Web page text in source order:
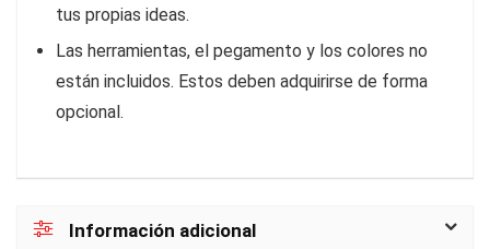
tus propias ideas.
Las herramientas, el pegamento y los colores no
están incluidos. Estos deben adquirirse de forma
opcional.
Información adicional